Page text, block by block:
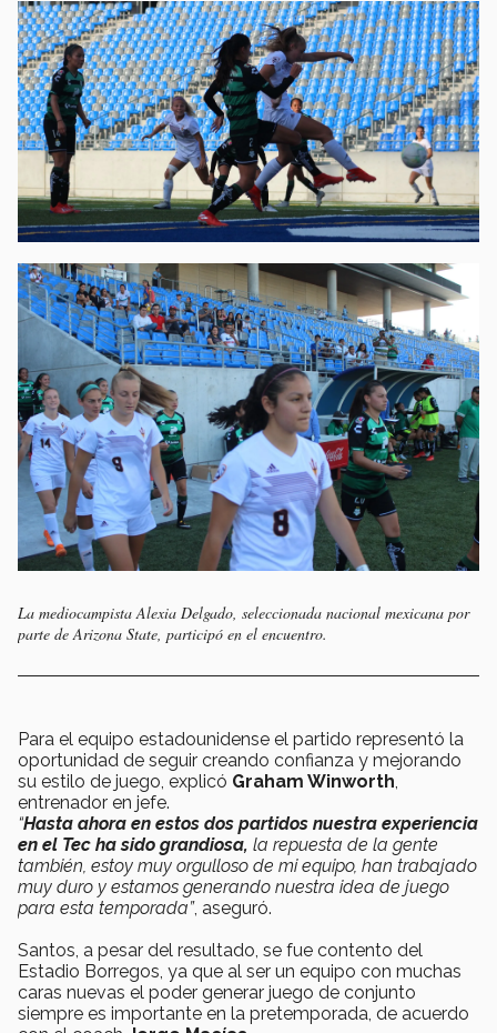
La mediocampista Alexia Delgado, seleccionada nacional mexicana por
parte de Arizona State, participó en el encuentro.
Para el equipo estadounidense el partido representó la
oportunidad de seguir creando confianza y mejorando
su estilo de juego, explicó Graham Winworth,
entrenador en jefe.
“Hasta ahora en estos dos partidos nuestra experiencia
en el Tec ha sido grandiosa, la repuesta de la gente
también, estoy muy orgulloso de mi equipo, han trabajado
muy duro y estamos generando nuestra idea de juego
para esta temporada”, aseguró.
Santos, a pesar del resultado, se fue contento del
Estadio Borregos, ya que al ser un equipo con muchas
caras nuevas el poder generar juego de conjunto
siempre es importante en la pretemporada, de acuerdo